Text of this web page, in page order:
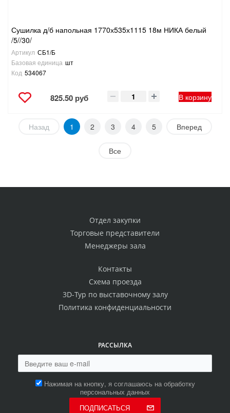
Сушилка д/б напольная 1770х535х1115 18м НИКА белый
/5//30/
Артикул СБ1/Б
Базовая единица шт
Код 534067
825.50 руб В корзину
Назад 1 2 3 4 5 Вперед
Все
Отдел закупки
Торговые представители
Менеджеры зала
Контакты
Схема проезда
3D-Тур по выставочному залу
Политика конфиденциальности
РАССЫЛКА
Нажимая на кнопку, я соглашаюсь на обработку
персональных данных
ПОДПИСАТЬСЯ